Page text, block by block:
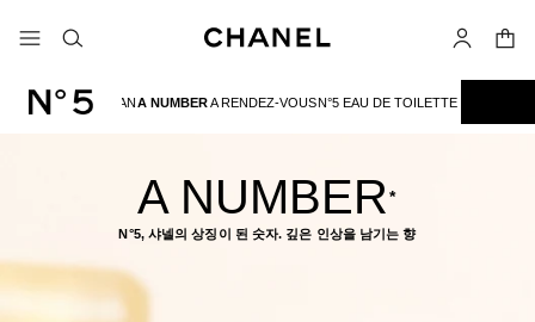
메뉴 - 기본 탐색
- 네비게이션
검색 마이 페
장바
A NUMBER *
N°5, 샤넬의 상징이 된 숫자. 깊은 인상을 남기는 향
A WOMANA NUMBERA RENDEZ-VOUSN°5 EAU DE TOILETTE
N°5 라인